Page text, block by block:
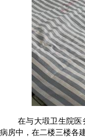
在与大塅卫生院
病房中，在二楼三楼各